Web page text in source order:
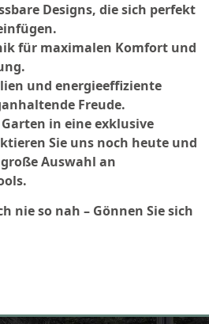
Designs, die sich perfekt
für maximalen Komfort und
und energieeffiziente
Freude.
in eine exklusive
Sie uns noch heute und
Auswahl an
nie so nah – Gönnen Sie sich